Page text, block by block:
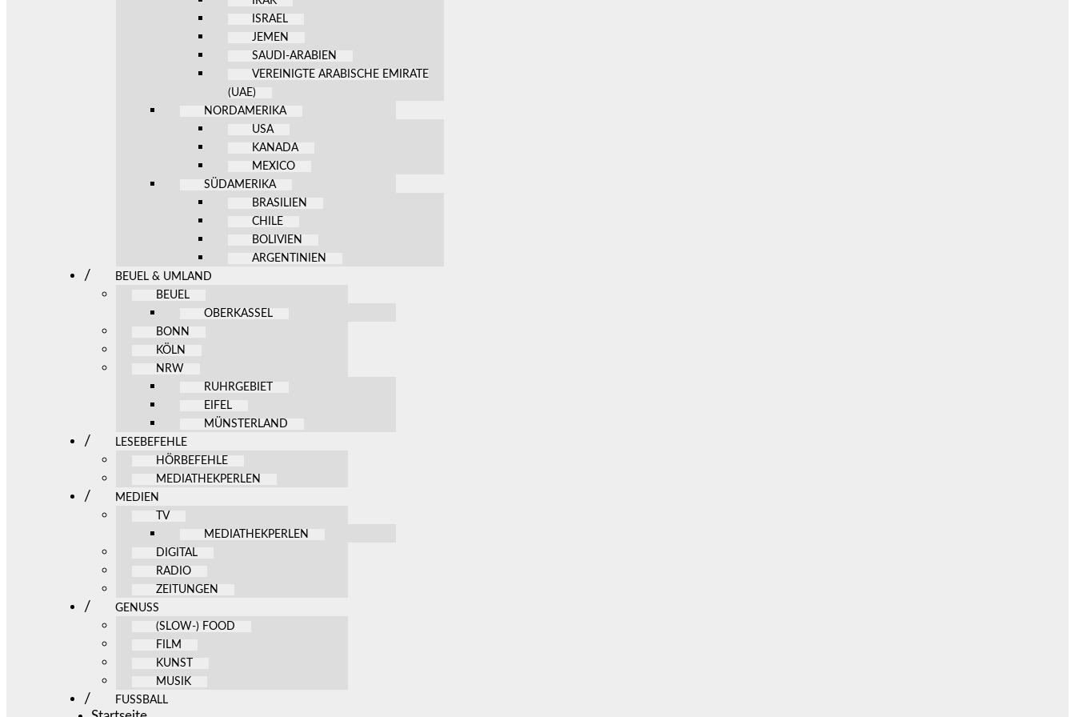
ISRAEL
JEMEN
SAUDI-ARABIEN
VEREINIGTE ARABISCHE EMIRATE
(UAE)
NORDAMERIKA
USA
KANADA
MEXICO
SÜDAMERIKA
BRASILIEN
CHILE
BOLIVIEN
ARGENTINIEN
BEUEL & UMLAND
BEUEL
OBERKASSEL
BONN
KÖLN
NRW
RUHRGEBIET
EIFEL
MÜNSTERLAND
LESEBEFEHLE
HÖRBEFEHLE
MEDIATHEKPERLEN
MEDIEN
TV
MEDIATHEKPERLEN
DIGITAL
RADIO
ZEITUNGEN
GENUSS
(SLOW-) FOOD
FILM
KUNST
MUSIK
FUSSBALL